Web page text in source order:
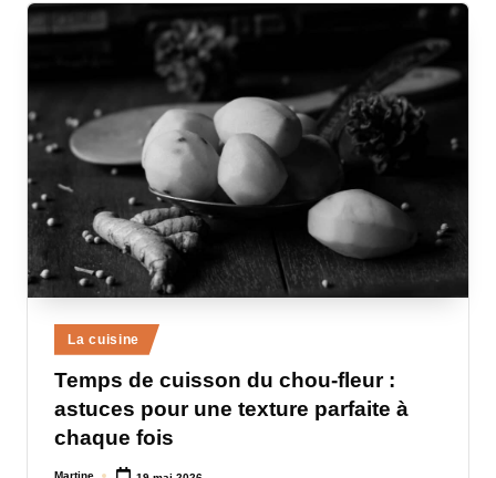
d
m
è
r
e
M
a
Posted
in
La cuisine
Temps de cuisson du chou-fleur :
astuces pour une texture parfaite à
chaque fois